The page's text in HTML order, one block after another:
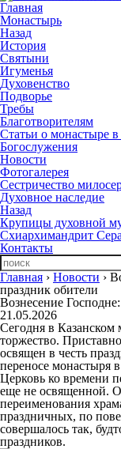
Главная
Монастырь
Назад
История
Святыни
Игуменья
Духовенство
Подворье
Требы
Благотворителям
Статьи о монастыре в
Богослужения
Новости
Фотогалерея
Сестричество
Духовное наследие
Назад
Крупицы духовной
Схиархимандрит
Контакты
Главная › Новости ›
праздник обители
Вознесение
21.05.2026
Сегодня в Казанском
торжество.
освящен в честь
переносе монастыря
Церковь ко времени
еще не освященной.
переименования
праздничных, по
совершалось так,
праздников.